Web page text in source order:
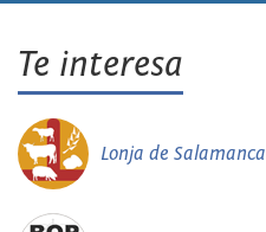
Te interesa
Lonja de Salamanca